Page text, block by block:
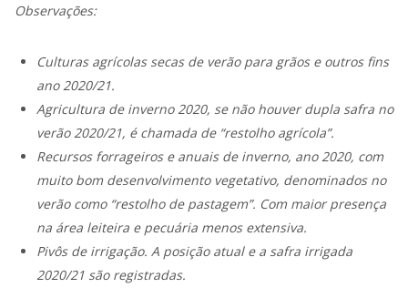
Observações:
Culturas agrícolas secas de verão para grãos e outros fins
ano 2020/21.
Agricultura de inverno 2020, se não houver dupla safra no
verão 2020/21, é chamada de “restolho agrícola”.
Recursos forrageiros e anuais de inverno, ano 2020, com
muito bom desenvolvimento vegetativo, denominados no
verão como “restolho de pastagem”. Com maior presença
na área leiteira e pecuária menos extensiva.
Pivôs de irrigação. A posição atual e a safra irrigada
2020/21 são registradas.